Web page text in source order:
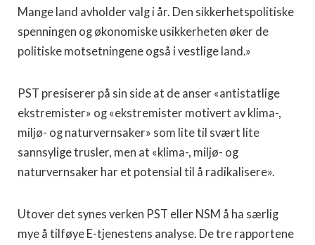
Mange land avholder valg i år. Den sikkerhetspolitiske
spenningen og økonomiske usikkerheten øker de
politiske motsetningene også i vestlige land.»
PST presiserer på sin side at de anser «antistatlige
ekstremister» og «ekstremister motivert av klima-,
miljø- og naturvernsaker» som lite til svært lite
sannsylige trusler, men at «klima-, miljø- og
naturvernsaker har et potensial til å radikalisere».
Utover det synes verken PST eller NSM å ha særlig
mye å tilføye E-tjenestens analyse. De tre rapportene